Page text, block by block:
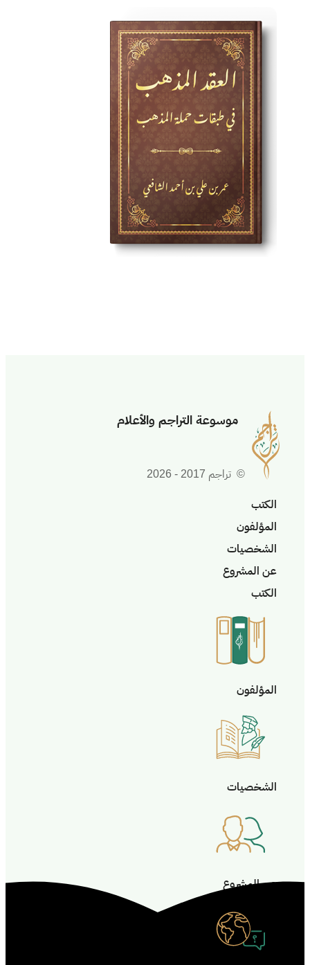
موسوعة التراجم والأعلام
© تراجم 2017 - 2026
الكتب
المؤلفون
الشخصيات
عن المشروع
الكتب
المؤلفون
الشخصيات
عن المشروع